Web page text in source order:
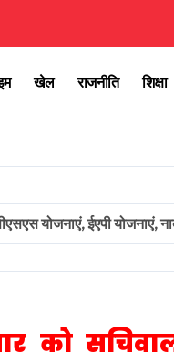
खेल राजनीति शिक्षा
योजनाएं, ईएपी योजनाएं,
को